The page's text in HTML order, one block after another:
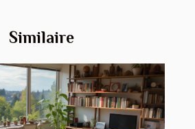
Similaire